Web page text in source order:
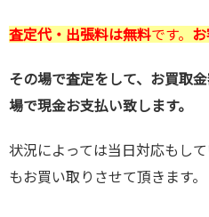
査定代・出張料は無料です。
その場で査定をして、お買取
場で現金お支払い致します。
状況によっては当日対応もし
もお買い取りさせて頂きます。